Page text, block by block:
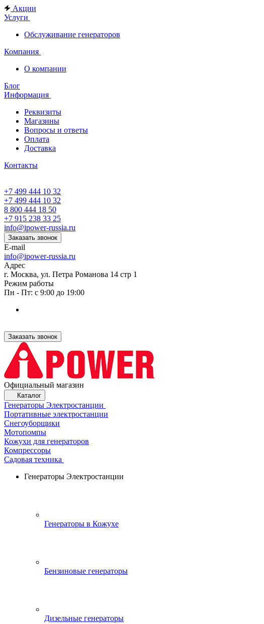
Акции
Услуги
Обслуживание генераторов
Компания
О компании
Блог
Информация
Реквизиты
Магазины
Вопросы и ответы
Оплата
Доставка
Контакты
+7 499 444 10 32
+7 499 444 10 32
8 800 444 18 50
+7 915 238 33 25
info@ipower-russia.ru
Заказать звонок
E-mail
info@ipower-russia.ru
Адрес
г. Москва, ул. Петра Романова 14 стр 1
Режим работы
Пн - Пт: с 9:00 до 19:00
Заказать звонок
Официальный магазин
Каталог
Генераторы Электростанции
Портативные электростанции
Снегоуборщики
Мотопомпы
Кожухи для генераторов
Компрессоры
Садовая техника
Генераторы Электростанции
Генераторы в Кожухе
Бензиновые генераторы
Дизельные генераторы